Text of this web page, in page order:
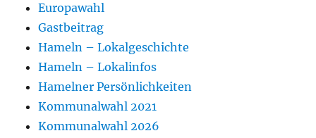
Europawahl
Gastbeitrag
Hameln – Lokalgeschichte
Hameln – Lokalinfos
Hamelner Persönlichkeiten
Kommunalwahl 2021
Kommunalwahl 2026